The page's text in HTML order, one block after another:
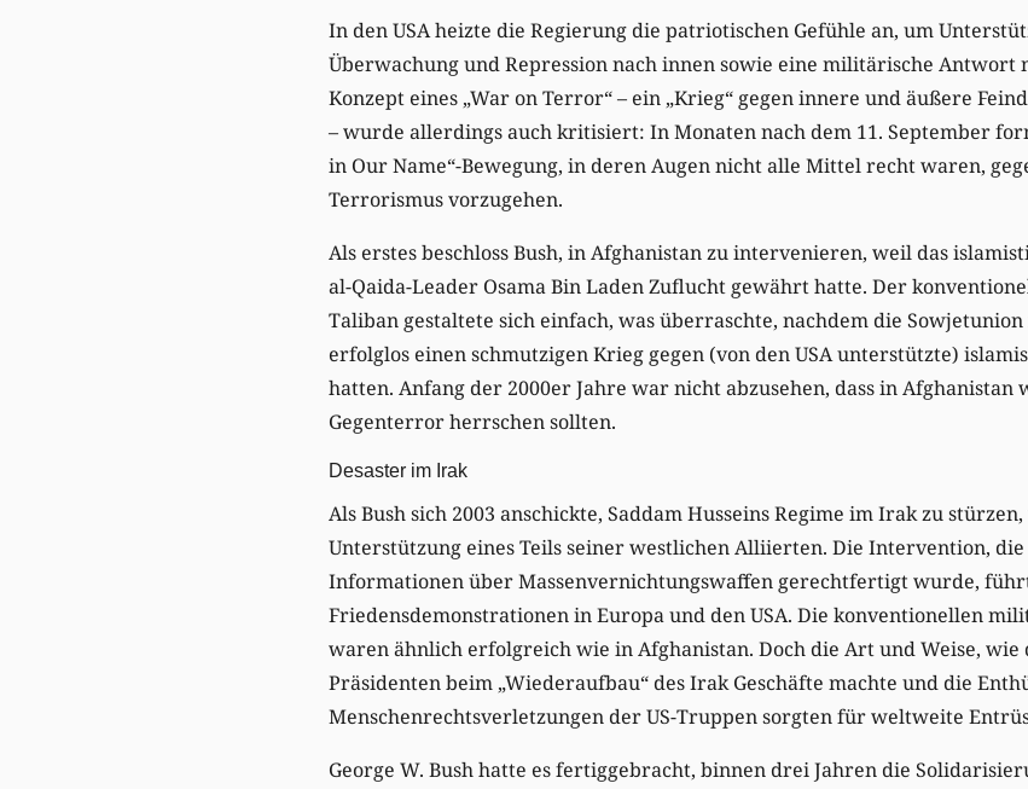
In den USA heizte die Regierung die patriotischen Gefühle an, um
Überwachung und Repression nach innen sowie eine militärische Antwort
Konzept eines „War on Terror“ – ein „Krieg“ gegen innere und äußere
– wurde allerdings auch kritisiert: In Monaten nach dem 11. September
in Our Name“-Bewegung, in deren Augen nicht alle Mittel recht waren,
Terrorismus vorzugehen.
Als erstes beschloss Bush, in Afghanistan zu intervenieren, weil das
al-Qaida-Leader Osama Bin Laden Zuflucht gewährt hatte. Der
Taliban gestaltete sich einfach, was überraschte, nachdem die
erfolglos einen schmutzigen Krieg gegen (von den USA unterstützte)
hatten. Anfang der 2000er Jahre war nicht abzusehen, dass in
Gegenterror herrschen sollten.
Desaster im Irak
Als Bush sich 2003 anschickte, Saddam Husseins Regime im Irak zu
Unterstützung eines Teils seiner westlichen Alliierten. Die Intervention,
Informationen über Massenvernichtungswaffen gerechtfertigt wurde,
Friedensdemonstrationen in Europa und den USA. Die konventionellen
waren ähnlich erfolgreich wie in Afghanistan. Doch die Art und Weise, wie
Präsidenten beim „Wiederaufbau“ des Irak Geschäfte machte und die
Menschenrechtsverletzungen der US-Truppen sorgten für weltweite
George W. Bush hatte es fertiggebracht, binnen drei Jahren die